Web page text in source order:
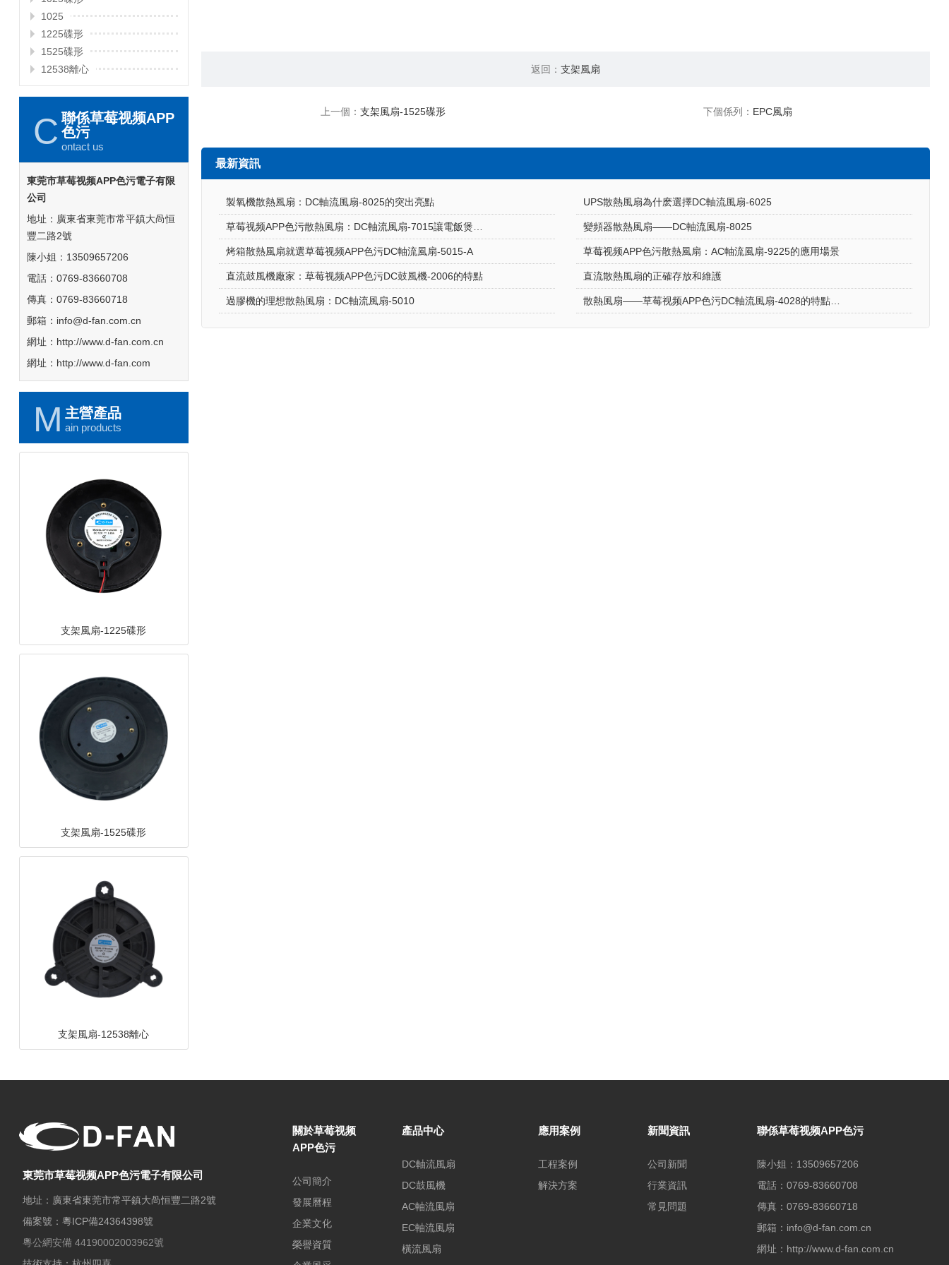
1025
1225碟形
1525碟形
12538離心
C 聯係草莓视频APP
色污
ontact us
東莞市草莓视频APP色污電子有限
公司
地址：廣東省東莞市常平鎮大咼恒
豐二路2號
陳小姐：13509657206
電話：0769-83660708
傳真：0769-83660718
郵箱：info@d-fan.com.cn
網址：http://www.d-fan.com.cn
網址：http://www.d-fan.com
M 主營產品
ain products
返回：支架風扇
上一個：支架風扇-1525碟形 下個係列： EPC風扇
最新資訊
製氧機散熱風扇：DC軸流風扇-8025的突出亮點 UPS散熱風扇為什麽選擇DC軸流風扇-6025
變頻器散熱風扇——DC軸流風扇-8025
烤箱散熱風扇就選草莓视频APP色污DC軸流風扇-5015-A 草莓视频APP色污散熱風扇：AC軸流風扇-9225的應用場景
直流鼓風機廠家：草莓视频APP色污DC鼓風機-2006的特點 直流散熱風扇的正確存放和維護
過膠機的理想散熱風扇：DC軸流風扇-5010
東莞市草莓视频APP色污電子有限公司
地址：廣東省東莞市常平鎮大咼恒豐二路2號
備案號： 粵ICP備24364398號
粵公網安備 44190002003962號
關於草莓视频
APP色污
公司簡介
發展曆程
企業文化
榮譽資質
產品中心
DC軸流風扇
DC鼓風機
AC軸流風扇
EC軸流風扇
橫流風扇
應用案例
工程案例
解決方案
新聞資訊
公司新聞
行業資訊
常見問題
聯係草莓视频APP色污
陳小姐：13509657206
電話：0769-83660708
傳真：0769-83660718
郵箱：info@d-fan.com.cn
網址：http://www.d-fan.com.cn